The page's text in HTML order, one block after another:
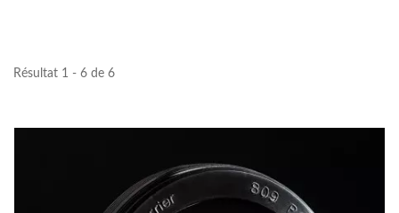
Résultat 1 - 6 de 6